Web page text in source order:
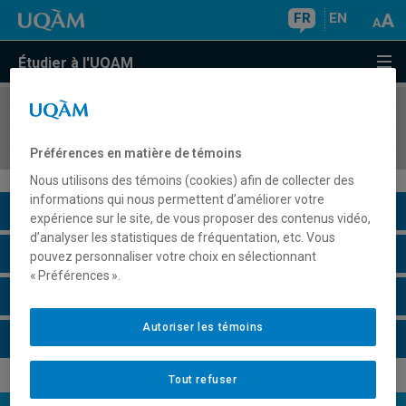
FR EN
Étudier à l'UQAM
COURS//
Description du cours
Horaire - Été 2026
Préférences en matière de témoins
Nous utilisons des témoins (cookies) afin de collecter des
informations qui nous permettent d’améliorer votre
expérience sur le site, de vous proposer des contenus vidéo,
d’analyser les statistiques de fréquentation, etc. Vous
pouvez personnaliser votre choix en sélectionnant
« Préférences ».
Tout refuser
Autoriser les témoins